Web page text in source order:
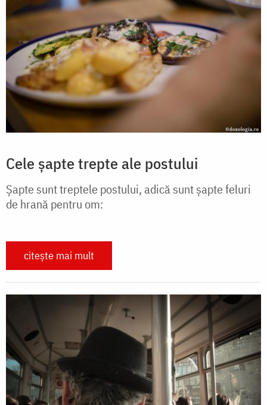
Cele șapte trepte ale postului
Șapte sunt treptele postului, adică sunt șapte feluri
de hrană pentru om:
citește mai mult